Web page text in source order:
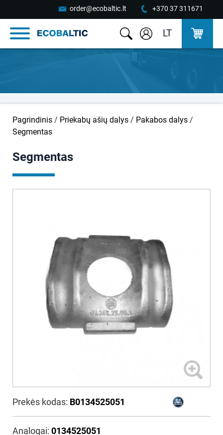
order@ecobaltic.lt +370 37 311671
LT
Pagrindinis / Priekabų ašių dalys / Pakabos dalys /
Segmentas
Segmentas
Prekės kodas: B0134525051
Analogai: 0134525051